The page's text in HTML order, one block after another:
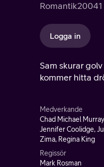
Romantik2004
Logga in
Sam skurar
kommer hitta
Medverkande
Chad Michael
Jennifer Coolidge,
Zima, Regina King
Regissör
Mark Rosman